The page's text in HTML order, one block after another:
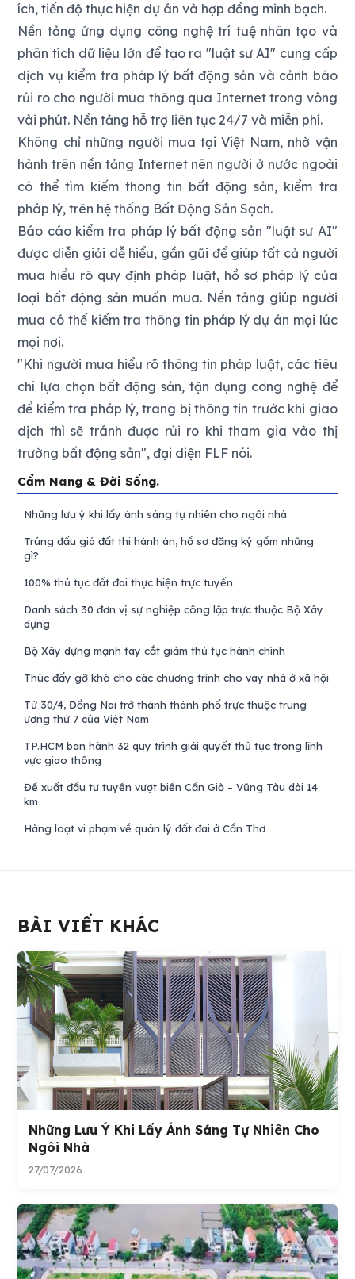
ích, tiến độ thực hiện dự án và hợp đồng minh bạch.
Nền tảng ứng dụng công nghệ trí tuệ nhân tạo và
phân tích dữ liệu lớn để tạo ra "luật sư AI" cung cấp
dịch vụ kiểm tra pháp lý bất động sản và cảnh báo
rủi ro cho người mua thông qua Internet trong vòng
vài phút. Nền tảng hỗ trợ liên tục 24/7 và miễn phí.
Không chỉ những người mua tại Việt Nam, nhờ vận
hành trên nền tảng Internet nên người ở nước ngoài
có thể tìm kiếm thông tin bất động sản, kiểm tra
pháp lý, trên hệ thống Bất Động Sản Sạch.
Báo cáo kiểm tra pháp lý bất động sản "luật sư AI"
được diễn giải dễ hiểu, gần gũi để giúp tất cả người
mua hiểu rõ quy định pháp luật, hồ sơ pháp lý của
loại bất động sản muốn mua. Nền tảng giúp người
mua có thể kiểm tra thông tin pháp lý dự án mọi lúc
mọi nơi.
"Khi người mua hiểu rõ thông tin pháp luật, các tiêu
chí lựa chọn bất động sản, tận dụng công nghệ để
để kiểm tra pháp lý, trang bị thông tin trước khi giao
dịch thì sẽ tránh được rủi ro khi tham gia vào thị
trường bất động sản", đại diện FLF nói.
Cẩm Nang & Đời Sống.
Những lưu ý khi lấy ánh sáng tự nhiên cho ngôi nhà
Trúng đấu giá đất thi hành án, hồ sơ đăng ký gồm những
gì?
100% thủ tục đất đai thực hiện trực tuyến
Danh sách 30 đơn vị sự nghiệp công lập trực thuộc Bộ Xây
dựng
Bộ Xây dựng mạnh tay cắt giảm thủ tục hành chính
Thúc đẩy gỡ khó cho các chương trình cho vay nhà ở xã hội
Từ 30/4, Đồng Nai trở thành thành phố trực thuộc trung
ương thứ 7 của Việt Nam
TP.HCM ban hành 32 quy trình giải quyết thủ tục trong lĩnh
vực giao thông
Đề xuất đầu tư tuyến vượt biển Cần Giờ – Vũng Tàu dài 14
km
Hàng loạt vi phạm về quản lý đất đai ở Cần Thơ
BÀI VIẾT KHÁC
Những Lưu Ý Khi Lấy Ánh Sáng Tự Nhiên Cho
Ngôi Nhà
27/07/2026